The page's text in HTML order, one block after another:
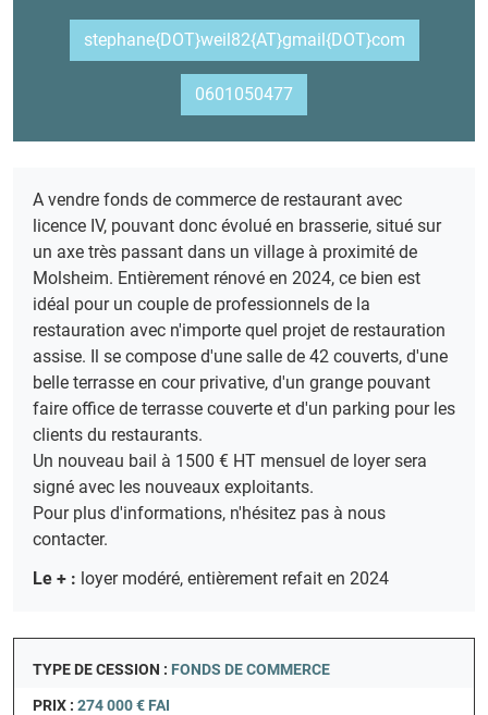
stephane{DOT}weil82{AT}gmail{DOT}com
0601050477
A vendre fonds de commerce de restaurant avec
licence IV, pouvant donc évolué en brasserie, situé sur
un axe très passant dans un village à proximité de
Molsheim. Entièrement rénové en 2024, ce bien est
idéal pour un couple de professionnels de la
restauration avec n'importe quel projet de restauration
assise. Il se compose d'une salle de 42 couverts, d'une
belle terrasse en cour privative, d'un grange pouvant
faire office de terrasse couverte et d'un parking pour les
clients du restaurants.
Un nouveau bail à 1500 € HT mensuel de loyer sera
signé avec les nouveaux exploitants.
Pour plus d'informations, n'hésitez pas à nous
contacter.
Le + : loyer modéré, entièrement refait en 2024
TYPE DE CESSION : FONDS DE COMMERCE
PRIX : 274 000 € FAI